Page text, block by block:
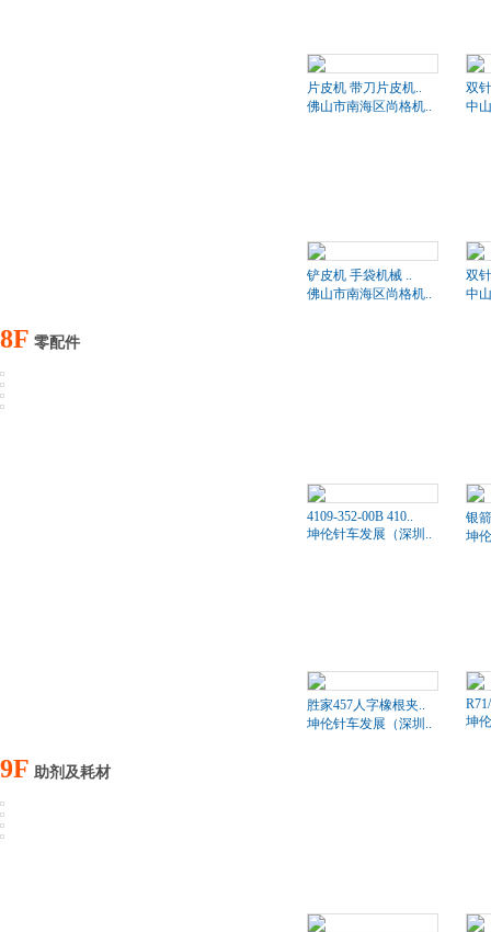
片皮机 带刀片皮机..
佛山市南海区尚格机..
双
中
铲皮机 手袋机械 ..
佛山市南海区尚格机..
双
中
8F 零配件
4109-352-00B 410..
坤伦针车发展（深圳..
银
坤
胜家457人字橡根夹..
坤伦针车发展（深圳..
坤
9F 助剂及耗材